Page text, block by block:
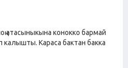
атасыныкына конокко бармай
Караса бактан бакка